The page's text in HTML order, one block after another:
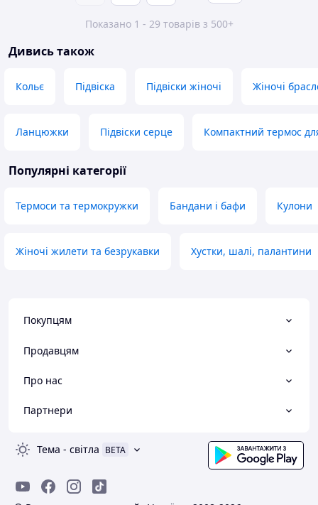
Показано 1 - 29 товарів з 500+
Дивись також
Кольє Підвіска Підвіски жіночі Жіночі
Ланцюжки Підвіски серце Компактний термос
Популярні категорії
Термоси та термокружки Бандани і бафи Кулони
Жіночі жилети та безрукавки Хустки, шалі, палантини
Покупцям
Продавцям
Про нас
Партнери
Тема - світла BETA